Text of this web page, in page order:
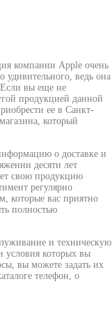
компании Apple очень
удивительного, ведь она
Если вы еще не
продукцией данной
ее в Санкт-
который
о доставке и
десяти лет
свою продукцию
регулярно
которые вас приятно
полностью
и техническую
условия которых вы
вы можете задать их
телефон, о